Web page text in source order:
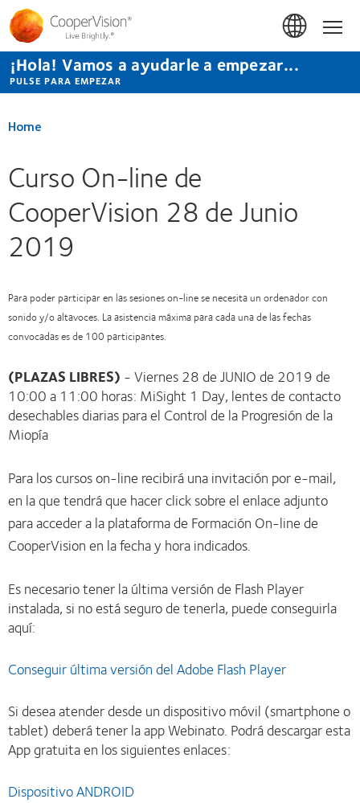
Pasar
contenido
principal
¡Hola! Vamos a ayudarle a empezar...
PULSE PARA EMPEZAR
Home
Curso On-line de
CooperVision 28 de Junio
2019
Para poder participar en las sesiones on-line se necesita un ordenador con
sonido y/o altavoces. La asistencia máxima para cada una de las fechas
convocadas es de 100 participantes.
(PLAZAS LIBRES) - Viernes 28 de JUNIO de 2019 de
10:00 a 11:00 horas: MiSight 1 Day, lentes de contacto
desechables diarias para el Control de la Progresión de la
Miopía
Para los cursos on-line recibirá una invitación por e-mail,
en la que tendrá que hacer click sobre el enlace adjunto
para acceder a la plataforma de Formación On-line de
CooperVision en la fecha y hora indicados.
Es necesario tener la última versión de Flash Player
instalada, si no está seguro de tenerla, puede conseguirla
aquí:
Conseguir última versión del Adobe Flash Player
Si desea atender desde un dispositivo móvil (smartphone o
tablet) deberá tener la app Webinato. Podrá descargar esta
App gratuita en los siguientes enlaces:
Dispositivo ANDROID